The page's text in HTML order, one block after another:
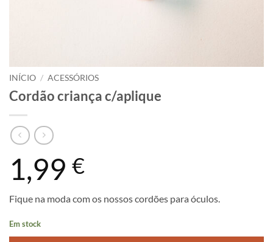
INÍCIO / ACESSÓRIOS
Cordão criança c/aplique
1,99 €
Fique na moda com os nossos cordões para óculos.
Em stock